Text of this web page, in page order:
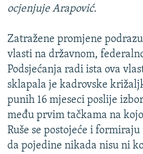
ocjenjuje Arapović.
Zatražene promjene
vlasti na državnom,
Podsjećanja radi ista ova
sklapala je kadrovske
punih 16 mjeseci poslije
među prvim tačkama na
Ruše se postojeće i
da pojedine nikada nisu ni